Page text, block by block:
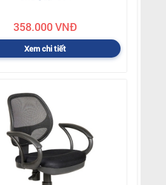
358.000 VNĐ
Xem chi tiết